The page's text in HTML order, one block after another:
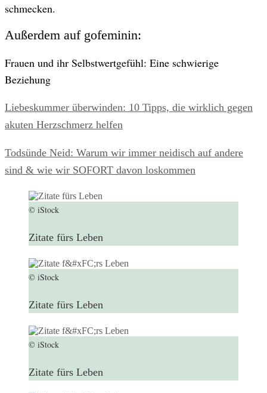
schmecken.
Außerdem auf gofeminin:
Frauen und ihr Selbstwert­gefühl: Eine schwierige
Beziehung
Liebeskummer überwinden: 10 Tipps, die wirklich gegen
akuten Herzschmerz helfen
Todsünde Neid: Warum wir immer neidisch auf andere
sind & wie wir SOFORT davon loskommen
© iStock
Zitate fürs Leben
© iStock
Zitate fürs Leben
© iStock
Zitate fürs Leben